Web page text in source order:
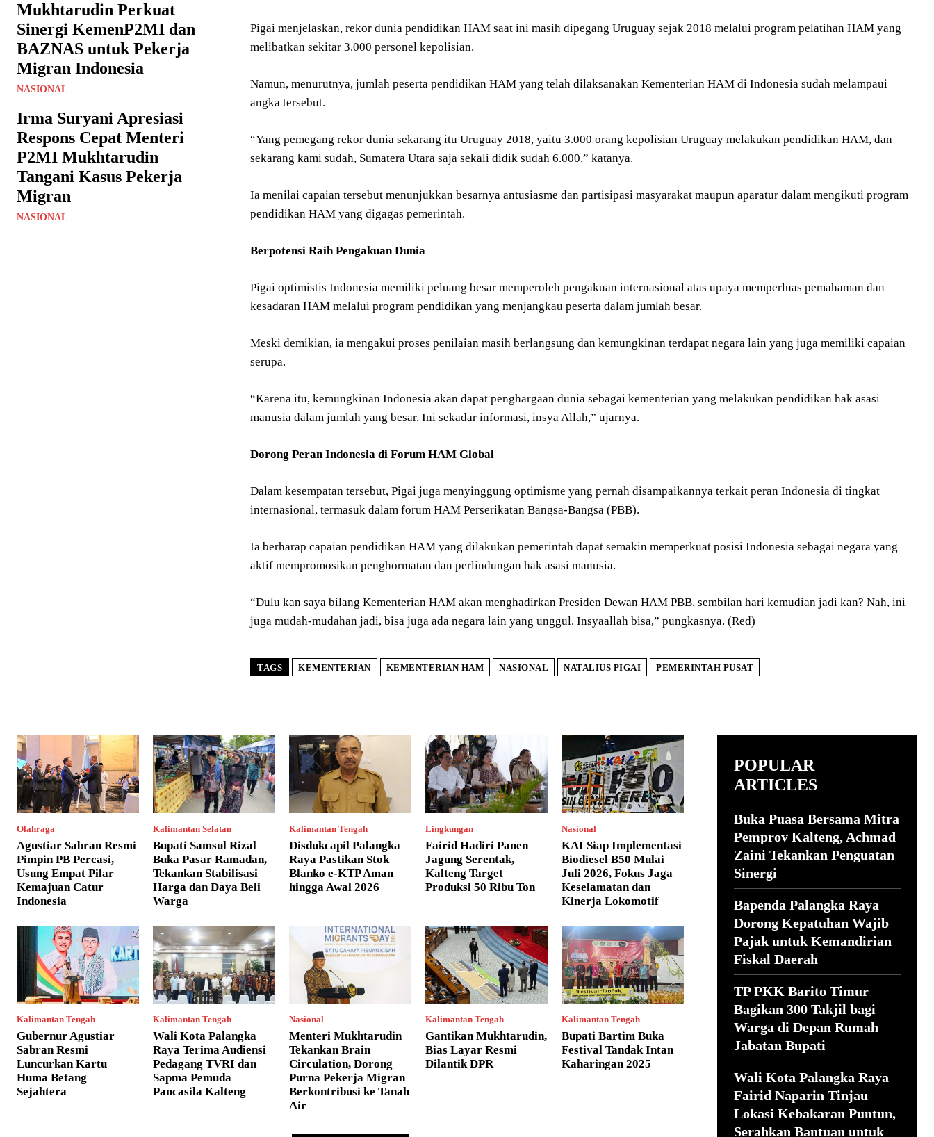
Mukhtarudin Perkuat
Sinergi KemenP2MI dan
BAZNAS untuk Pekerja
Migran Indonesia
NASIONAL
Irma Suryani Apresiasi
Respons Cepat Menteri
P2MI Mukhtarudin
Tangani Kasus Pekerja
Migran
NASIONAL
Pigai menjelaskan, rekor dunia pendidikan HAM saat ini masih dipegang Uruguay sejak 2018 melalui program pelatihan HAM yang
melibatkan sekitar 3.000 personel kepolisian.
Namun, menurutnya, jumlah peserta pendidikan HAM yang telah dilaksanakan Kementerian HAM di Indonesia sudah melampaui
angka tersebut.
“Yang pemegang rekor dunia sekarang itu Uruguay 2018, yaitu 3.000 orang kepolisian Uruguay melakukan pendidikan HAM, dan
sekarang kami sudah, Sumatera Utara saja sekali didik sudah 6.000,” katanya.
Ia menilai capaian tersebut menunjukkan besarnya antusiasme dan partisipasi masyarakat maupun aparatur dalam mengikuti program
pendidikan HAM yang digagas pemerintah.
Berpotensi Raih Pengakuan Dunia
Pigai optimistis Indonesia memiliki peluang besar memperoleh pengakuan internasional atas upaya memperluas pemahaman dan
kesadaran HAM melalui program pendidikan yang menjangkau peserta dalam jumlah besar.
Meski demikian, ia mengakui proses penilaian masih berlangsung dan kemungkinan terdapat negara lain yang juga memiliki capaian
serupa.
“Karena itu, kemungkinan Indonesia akan dapat penghargaan dunia sebagai kementerian yang melakukan pendidikan hak asasi
manusia dalam jumlah yang besar. Ini sekadar informasi, insya Allah,” ujarnya.
Dorong Peran Indonesia di Forum HAM Global
Dalam kesempatan tersebut, Pigai juga menyinggung optimisme yang pernah disampaikannya terkait peran Indonesia di tingkat
internasional, termasuk dalam forum HAM Perserikatan Bangsa-Bangsa (PBB).
Ia berharap capaian pendidikan HAM yang dilakukan pemerintah dapat semakin memperkuat posisi Indonesia sebagai negara yang
aktif mempromosikan penghormatan dan perlindungan hak asasi manusia.
“Dulu kan saya bilang Kementerian HAM akan menghadirkan Presiden Dewan HAM PBB, sembilan hari kemudian jadi kan? Nah, ini
juga mudah-mudahan jadi, bisa juga ada negara lain yang unggul. Insyaallah bisa,” pungkasnya. (Red)
TAGS KEMENTERIAN KEMENTERIAN HAM NASIONAL NATALIUS PIGAI PEMERINTAH PUSAT
Olahraga
Agustiar Sabran Resmi
Pimpin PB Percasi,
Usung Empat Pilar
Kemajuan Catur
Indonesia
Kalimantan Selatan
Bupati Samsul Rizal
Buka Pasar Ramadan,
Tekankan Stabilisasi
Harga dan Daya Beli
Warga
Kalimantan Tengah
Disdukcapil Palangka
Raya Pastikan Stok
Blanko e-KTP Aman
hingga Awal 2026
Lingkungan
Fairid Hadiri Panen
Jagung Serentak,
Kalteng Target
Produksi 50 Ribu Ton
Nasional
KAI Siap Implementasi
Biodiesel B50 Mulai
Juli 2026, Fokus Jaga
Keselamatan dan
Kinerja Lokomotif
Kalimantan Tengah
Gubernur Agustiar
Sabran Resmi
Luncurkan Kartu
Huma Betang
Sejahtera
Kalimantan Tengah
Wali Kota Palangka
Raya Terima Audiensi
Pedagang TVRI dan
Sapma Pemuda
Pancasila Kalteng
Nasional
Menteri Mukhtarudin
Tekankan Brain
Circulation, Dorong
Purna Pekerja Migran
Berkontribusi ke Tanah
Air
Kalimantan Tengah
Gantikan Mukhtarudin,
Bias Layar Resmi
Dilantik DPR
Kalimantan Tengah
Bupati Bartim Buka
Festival Tandak Intan
Kaharingan 2025
POPULAR
ARTICLES
Buka Puasa Bersama Mitra
Pemprov Kalteng, Achmad
Zaini Tekankan Penguatan
Sinergi
Bapenda Palangka Raya
Dorong Kepatuhan Wajib
Pajak untuk Kemandirian
Fiskal Daerah
TP PKK Barito Timur
Bagikan 300 Takjil bagi
Warga di Depan Rumah
Jabatan Bupati
Wali Kota Palangka Raya
Fairid Naparin Tinjau
Lokasi Kebakaran Puntun,
Serahkan Bantuan untuk